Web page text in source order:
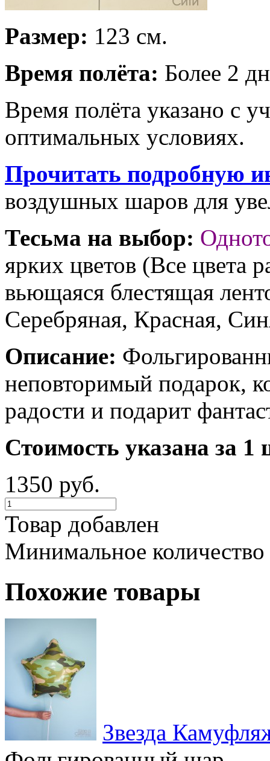
Размер: 123 см.
Время полёта: Более 2
Время полёта указано с
оптимальных условиях.
Прочитать подробную
воздушных шаров для
Тесьма на выбор:
ярких цветов (Все цвета
вьющаяся блестящая
Серебряная, Красная,
Описание:
неповторимый подарок,
радости и подарит
Стоимость указана за 1
1350 руб.
Товар добавлен
Минимальное
Похожие товары
Звезда